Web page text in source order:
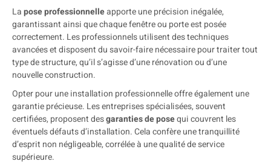
Lapose professionnelleapporte une précision inégalée,
garantissant ainsi que chaque fenêtre ou porte est posée
correctement. Les professionnels utilisent des techniques
avancées et disposent du savoir-faire nécessaire pour traiter tout
type de structure, qu’il s’agisse d’une rénovation ou d’une
nouvelle construction.
Opter pour une installation professionnelle offre également une
garantie précieuse. Les entreprises spécialisées, souvent
certifiées, proposent desgaranties de posequi couvrent les
éventuels défauts d’installation. Cela confère une tranquillité
d’esprit non négligeable, corrélée à une qualité de service
supérieure.